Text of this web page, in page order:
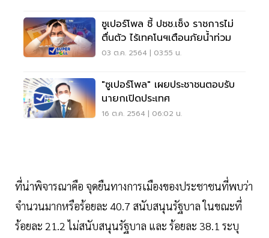
ซูเปอร์โพล ชี้ ปชช.เซ็ง ราชการไม่
ตื่นตัว ไร้เทคโนฯเตือนภัยน้ำท่วม
03 ต.ค. 2564 | 03:55 น.
"ซูเปอร์โพล" เผยประชาชนตอบรับ
นายกเปิดประเทศ
16 ต.ค. 2564 | 06:02 น.
ที่น่าพิจารณาคือ จุดยืนทางการเมืองของประชาชนที่พบว่า
จำนวนมากหรือร้อยละ 40.7 สนับสนุนรัฐบาล ในขณะที่
ร้อยละ 21.2 ไม่สนับสนุนรัฐบาล และ ร้อยละ 38.1 ระบุ